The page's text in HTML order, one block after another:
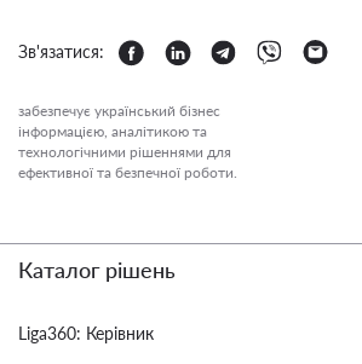
Зв'язатися:
забезпечує український бізнес
інформацією, аналітикою та
технологічними рішеннями для
ефективної та безпечної роботи.
Каталог рішень
Liga360: Керівник